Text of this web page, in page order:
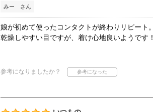
みー さん
娘が初めて使ったコンタクトが終わりリピート。
乾燥しやすい目ですが、着け心地良いようです！
参考になりましたか？